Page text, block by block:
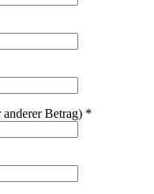
Betrag) *